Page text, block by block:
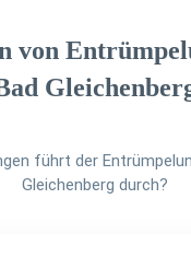
von
führt der
Gleichenberg durch?